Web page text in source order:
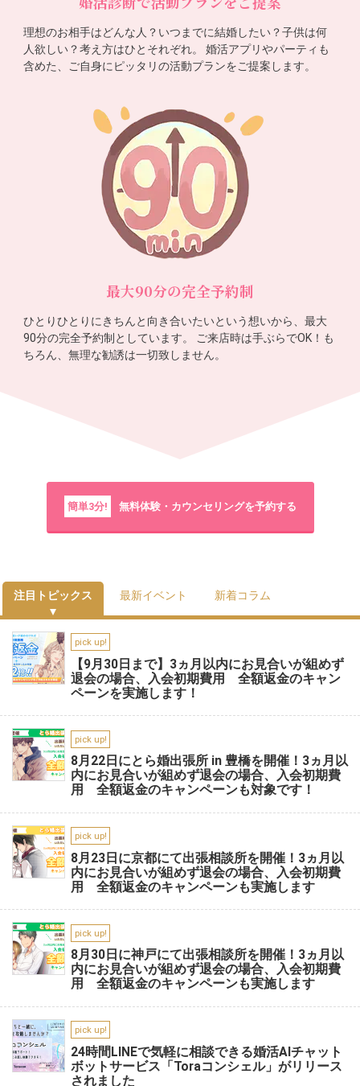
理想のお相手はどんな人？いつまでに結婚したい？子供は何
人欲しい？考え方はひとそれぞれ。 婚活アプリやパーティも
含めた、ご自身にピッタリの活動プランをご提案します。
最大90分の完全予約制
ひとりひとりにきちんと向き合いたいという想いから、最大
90分の完全予約制としています。 ご来店時は手ぶらでOK！も
ちろん、無理な勧誘は一切致しません。
簡単3分! 無料体験・カウンセリングを予約する
注目トピックス 最新イベント 新着コラム
pick up!
【9月30日まで】3ヵ月以内にお見合いが組めず
退会の場合、入会初期費用 全額返金のキャン
ペーンを実施します！
pick up!
8月22日にとら婚出張所 in 豊橋を開催！3ヵ月以
内にお見合いが組めず退会の場合、入会初期費
用 全額返金のキャンペーンも対象です！
pick up!
8月23日に京都にて出張相談所を開催！3ヵ月以
内にお見合いが組めず退会の場合、入会初期費
用 全額返金のキャンペーンも実施します
pick up!
8月30日に神戸にて出張相談所を開催！3ヵ月以
内にお見合いが組めず退会の場合、入会初期費
用 全額返金のキャンペーンも実施します
pick up!
24時間LINEで気軽に相談できる婚活AIチャット
ボットサービス「Toraコンシェル」がリリース
されました